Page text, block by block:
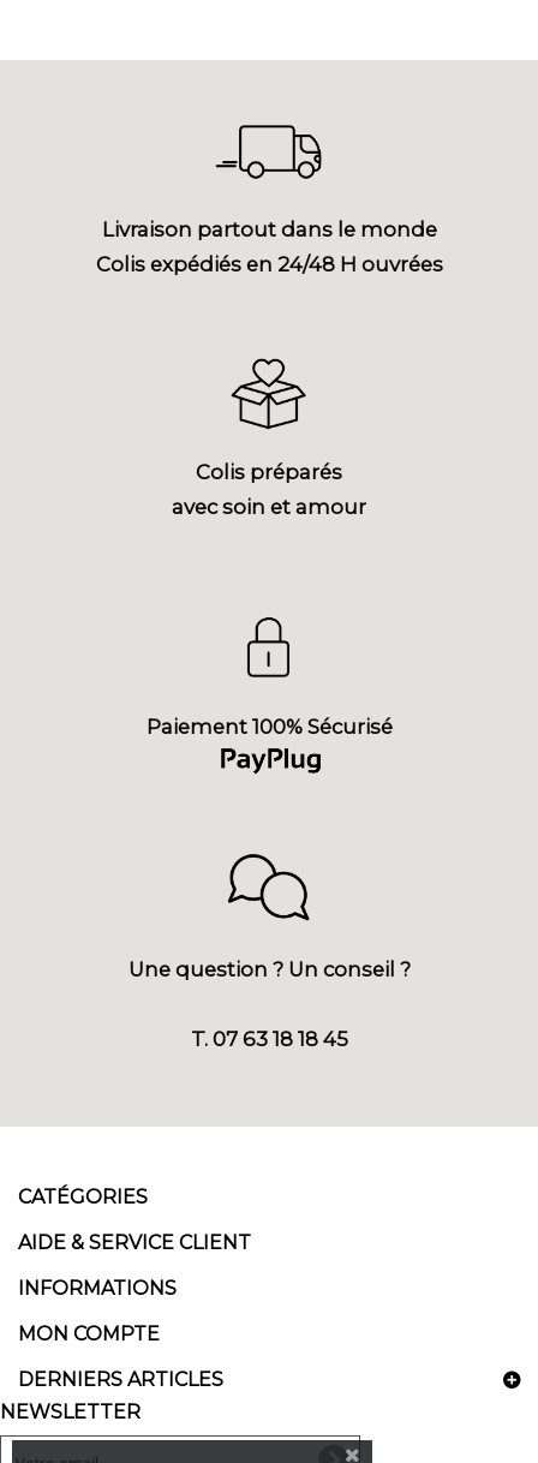
Livraison partout dans le monde
Colis expédiés en 24/48 H ouvrées
Colis préparés
avec soin et amour
Paiement 100% Sécurisé
Une question ? Un conseil ?
T. 07 63 18 18 45
CATÉGORIES
AIDE & SERVICE CLIENT
INFORMATIONS
MON COMPTE
DERNIERS ARTICLES
NEWSLETTER